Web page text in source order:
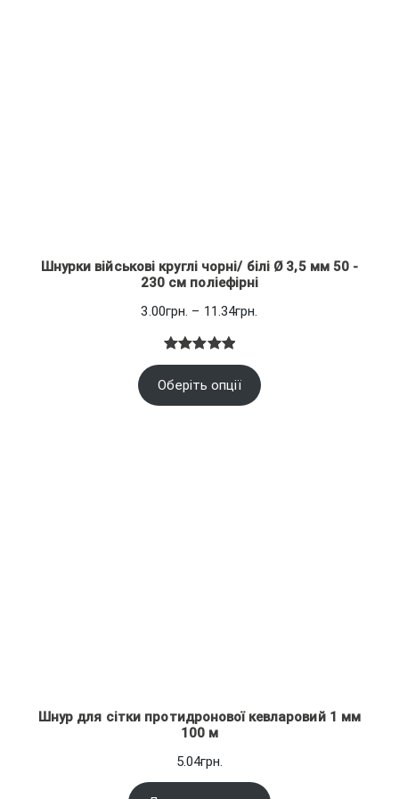
Шнурки військові круглі чорні/ білі Ø 3,5 мм 50 -
230 см поліефірні
3.00грн. – 11.34грн.
3.00грн.
до
Рейтинг
5.00з 5
на основі
1
Оберіть опції
Шнур для сітки протидронової кевларовий 1 мм
100 м
5.04грн.